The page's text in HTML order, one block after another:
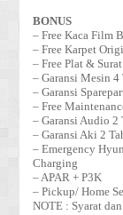
BONUS
– Free Kaca Film
– Free Karpet
– Free Plat &
– Garansi Mesin
– Garansi
– Free
– Garansi Audio
– Garansi Aki 2
– Emergency
Charging
– APAR + P3K
– Pickup/ Home
NOTE : Syarat